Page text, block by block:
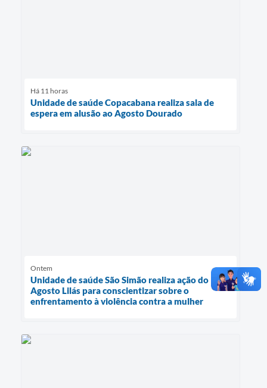
Há 11 horas
Unidade de saúde Copacabana realiza sala de
espera em alusão ao Agosto Dourado
Ontem
Unidade de saúde São Simão realiza ação do
Agosto Lilás para conscientizar sobre o
enfrentamento à violência contra a mulher